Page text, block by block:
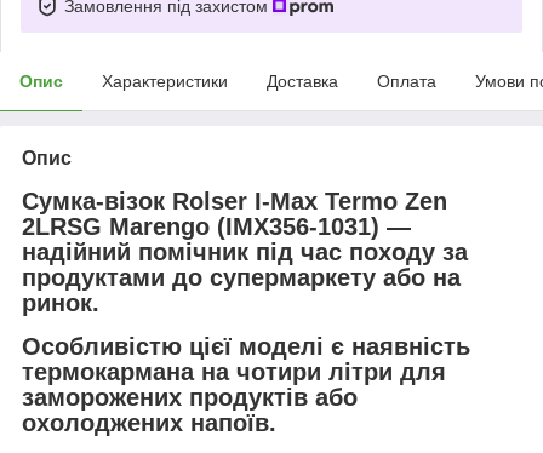
Замовлення під захистом
Опис Характеристики Доставка Оплата Умови
Опис
Сумка-візок Rolser I-Max Termo Zen
2LRSG Marengo (IMX356-1031) —
надійний помічник під час походу за
продуктами до супермаркету або на
ринок.
Особливістю цієї моделі є наявність
термокармана на чотири літри для
заморожених продуктів або
охолоджених напоїв.